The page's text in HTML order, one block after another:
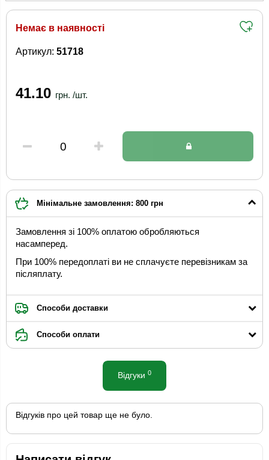
Немає в наявності
Артикул: 51718
41.10 грн. /шт.
Мінімальне замовлення: 800 грн
Замовлення зі 100% оплатою обробляються
насамперед.
При 100% передоплаті ви не сплачуєте перевізникам за
післяплату.
Способи доставки
Способи оплати
Відгуки 0
Відгуків про цей товар ще не було.